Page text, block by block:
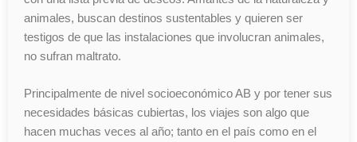
animales, buscan destinos sustentables y quieren ser
testigos de que las instalaciones que involucran animales,
no sufran maltrato.
Principalmente de nivel socioeconómico AB y por tener sus
necesidades básicas cubiertas, los viajes son algo que
hacen muchas veces al año; tanto en el país como en el